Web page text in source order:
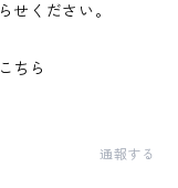
ください。
ちら
通報する